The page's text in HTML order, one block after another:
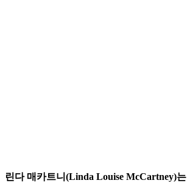
린다 매카트니(Linda Louise McCartney)는